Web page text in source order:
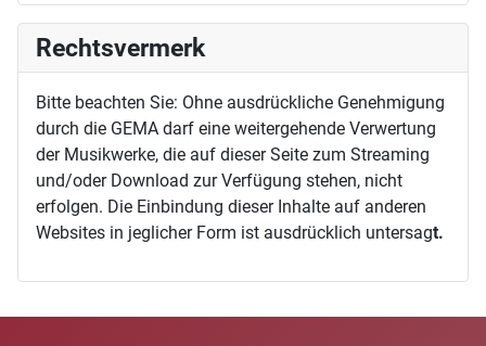
Rechtsvermerk
Bitte beachten Sie: Ohne ausdrückliche Genehmigung
durch die GEMA darf eine weitergehende Verwertung
der Musikwerke, die auf dieser Seite zum Streaming
und/oder Download zur Verfügung stehen, nicht
erfolgen. Die Einbindung dieser Inhalte auf anderen
Websites in jeglicher Form ist ausdrücklich untersagt.